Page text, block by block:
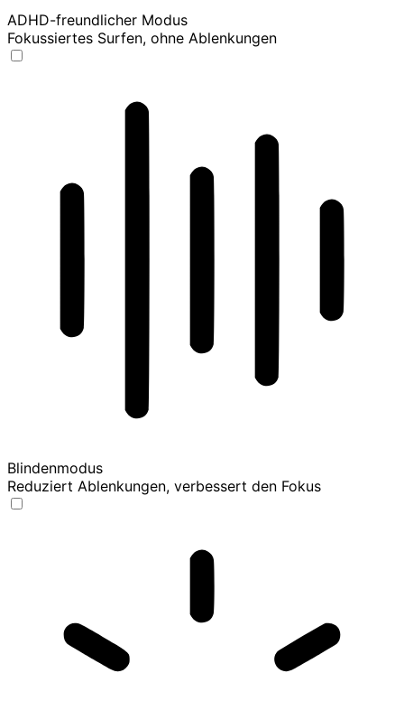
ADHD-freundlicher Modus
Fokussiertes Surfen, ohne Ablenkungen
Blindenmodus
Reduziert Ablenkungen, verbessert den Fokus